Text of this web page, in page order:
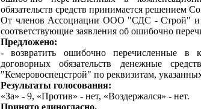
обязательств средств принимается решением
От членов Ассоциации ООО "СДС - Строй" и
соответствующие заявления об ошибочно
Предложено:
- возвратить ошибочно перечисленные в
договорных обязательств денежные
"Кемеровоспецстрой" по реквизитам,
Результаты голосования:
«За» - 9, «Против» - нет, «Воздержался» - нет.
Принято единогласно.